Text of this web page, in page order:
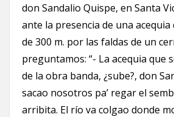
don Sandalio Quispe, en Santa
ante la presencia de una acequia
de 300 m. por las faldas de un
preguntamos: “- La acequia que
de la obra banda, ¿sube?, don
sacao nosotros pa’ regar el
arribita. El río va colgao donde